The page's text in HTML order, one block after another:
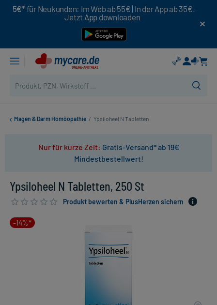
5€* für Neukunden: Im Web ab 55€ | In der App ab 35€.
Jetzt App downloaden
Magen & Darm Homöopathie / Ypsiloheel N Tabletten
Nur für kurze Zeit: Gratis-Versand* ab 19€
Mindestbestellwert!
Ypsiloheel N Tabletten, 250 St
Produkt bewerten & PlusHerzen sichern
-14%*